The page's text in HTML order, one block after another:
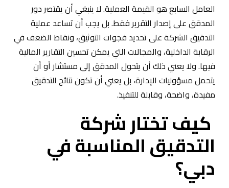
العامل السابع هو القيمة العملية. لا ينبغي أن يقتصر دور
المدقق على إصدار التقرير فقط. بل يجب أن تساعد عملية
التدقيق الشركة على تحديد فجوات التوثيق، ونقاط الضعف في
الرقابة الداخلية، والمجالات التي يمكن تحسين التقارير المالية
فيها. ولا يعني ذلك أن يتحول المدقق إلى مستشار أو أن
يتحمل مسؤوليات الإدارة، بل يعني أن تكون نتائج التدقيق
مفيدة، واضحة، وقابلة للتنفيذ.
كيف تختار شركة
التدقيق المناسبة في
دبي؟